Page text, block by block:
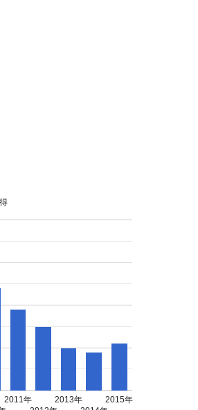
2011年
2013年
2015年